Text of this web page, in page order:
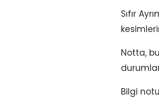
Sıfır
Notta,
Bilgi